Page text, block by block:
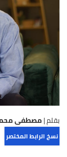
بقلم |مصطفى
نسخ الرابط المختصر